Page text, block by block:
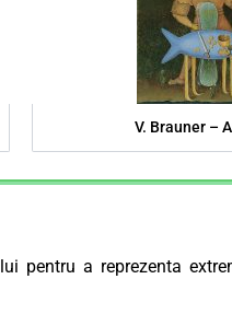
V. Brauner –
pentru a reprezenta